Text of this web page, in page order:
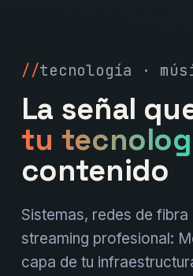
tecnología ·
La señal
tu
contenido
Sistemas, redes de
streaming profesional:
capa de tu